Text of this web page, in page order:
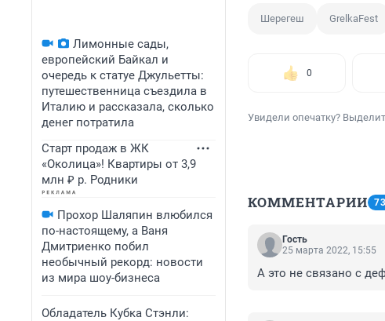
Лимонные сады,
европейский Байкал и
очередь к статуе Джульетты:
путешественница съездила в
Италию и рассказала, сколько
денег потратила
Старт продаж в ЖК
«Околица»! Квартиры от 3,9
млн ₽ р. Родники
Прохор Шаляпин влюбился
по-настоящему, а Ваня
Дмитриенко побил
необычный рекорд: новости
из мира шоу-бизнеса
Обладатель Кубка Стэнли:
Шерегеш GrelkaFest
0
Увидели опечатку?
КОММЕНТАРИИ 73
Гость
25 марта 2022, 15:55
А это не связано с